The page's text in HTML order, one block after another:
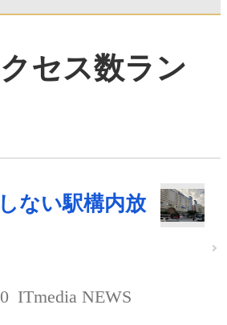
セス数ラン
ない駅構内放
ITmedia NEWS